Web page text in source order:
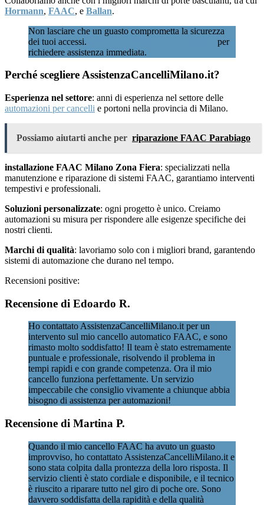
Hormann, FAAC, e Ballan.
Non lasciare che un guasto comprometta la sicurezza
dei tuoi accessi.
per
richiedere assistenza immediata.
Perché scegliere AssistenzaCancelliMilano.it?
Esperienza nel settore: anni di esperienza nel settore delle
automazioni per cancelli e portoni nella provincia di Milano.
Possiamo aiutarti anche per riparazione FAAC Parabiago
installazione FAAC Milano Zona Fiera: specializzati nella
manutenzione e riparazione di sistemi FAAC, garantiamo interventi
tempestivi e professionali.
Soluzioni personalizzate: ogni progetto è unico. Creiamo
automazioni su misura per rispondere alle esigenze specifiche dei
nostri clienti.
Marchi di qualità: lavoriamo solo con i migliori brand, garantendo
sistemi di automazione che durano nel tempo.
Recensioni positive:
Recensione di Edoardo R.
Ho contattato AssistenzaCancelliMilano.it per un
intervento sul mio cancello automatico FAAC, e sono
rimasto molto soddisfatto! Il team è stato estremamente
puntuale e professionale, risolvendo il problema in
tempi rapidi e con grande competenza. Ora il mio
cancello funziona perfettamente. Un servizio
impeccabile che consiglio vivamente a chiunque abbia
bisogno di assistenza per automazioni!
Recensione di Martina P.
Quando il mio cancello FAAC ha avuto un guasto
improvviso, ho contattato AssistenzaCancelliMilano.it e
sono stata colpita dalla prontezza della loro risposta. Il
servizio clienti è stato cordiale e disponibile, e il tecnico
è riuscito a riparare tutto nel giro di poche ore. Sono
davvero soddisfatta della rapidità e della qualità